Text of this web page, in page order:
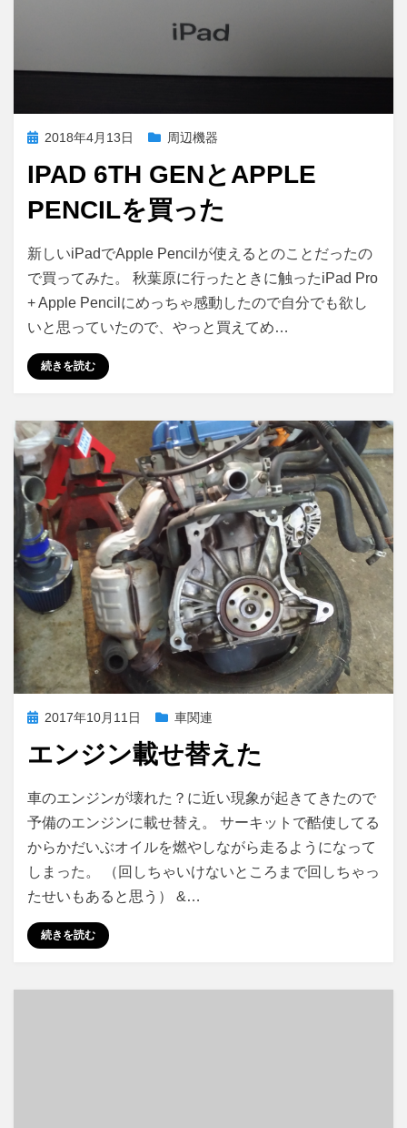
と
の
解
決
に
投
日:
2018年4月13日 周辺機器
IPAD 6TH GENとAPPLE
PENCILを買った
投稿者 さいこる
iPad
6th
Gen
と
Apple
を
た
に
コメント
新しいiPadでApple Pencilが使えるとのことだったの
で買ってみた。 秋葉原に行ったときに触ったiPad Pro
+ Apple Pencilにめっちゃ感動したので自分でも欲し
いと思っていたので、やっと買えてめ…
続きを読む
投
日:
2017年10月11日 車関連
エンジン載せ替えた
投稿者 さいこる
エ
ジ
ン
載
せ
え
た
コメント
車のエンジンが壊れた？に近い現象が起きてきたので
予備のエンジンに載せ替え。 サーキットで酷使してる
からかだいぶオイルを燃やしながら走るようになって
しまった。 （回しちゃいけないところまで回しちゃっ
たせいもあると思う） &…
続きを読む